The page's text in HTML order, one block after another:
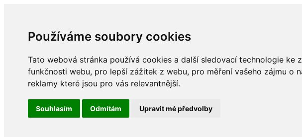
Používáme soubory cookies
Tato webová stránka používá cookies a další sledovací technologie ke
funkčnosti webu, pro lepší zážitek z webu, pro měření vašeho zájmu o
reklamy které jsou pro vás relevantnější.
Souhlasím Odmítám Upravit mé předvolby